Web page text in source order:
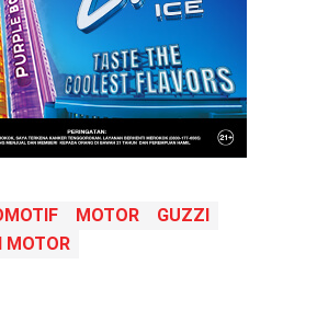
MOTOR
GUZZI
MOTOR